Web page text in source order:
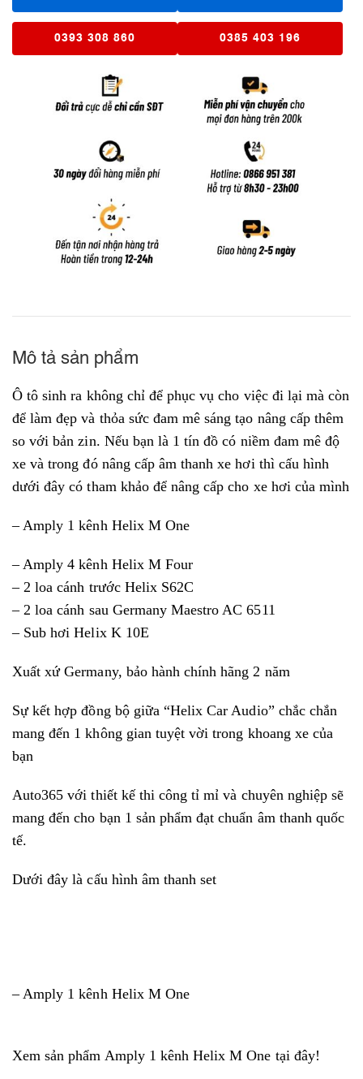
0393 308 860 0385 403 196
Mô tả sản phẩm
Ô tô sinh ra không chỉ để phục vụ cho việc đi lại mà còn
để làm đẹp và thỏa sức đam mê sáng tạo nâng cấp thêm
so với bản zin. Nếu bạn là 1 tín đồ có niềm đam mê độ
xe và trong đó nâng cấp âm thanh xe hơi thì cấu hình
dưới đây có tham khảo để nâng cấp cho xe hơi của mình
– Amply 1 kênh Helix M One
– Amply 4 kênh Helix M Four
– 2 loa cánh trước Helix S62C
– 2 loa cánh sau Germany Maestro AC 6511
– Sub hơi Helix K 10E
Xuất xứ Germany, bảo hành chính hãng 2 năm
Sự kết hợp đồng bộ giữa “Helix Car Audio” chắc chắn
mang đến 1 không gian tuyệt vời trong khoang xe của
bạn
Auto365 với thiết kế thi công tỉ mỉ và chuyên nghiệp sẽ
mang đến cho bạn 1 sản phẩm đạt chuẩn âm thanh quốc
tế.
Dưới đây là cấu hình âm thanh set
– Amply 1 kênh Helix M One
Xem sản phẩm Amply 1 kênh Helix M One tại đây!